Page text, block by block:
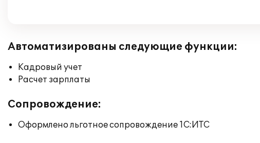
Автоматизированы следующие функции:
Кадровый учет
Расчет зарплаты
Сопровождение:
Оформлено льготное сопровождение 1С:ИТС